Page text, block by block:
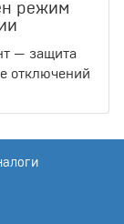
режим
— защита
отключений